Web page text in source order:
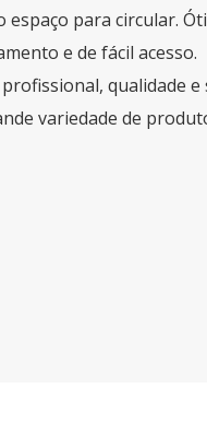
espaço para circular.
e de fácil acesso.
qualidade e
variedade de